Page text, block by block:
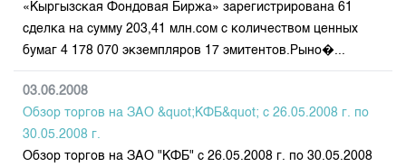
«Кыргызская Фондовая Биржа» зарегистрирована 61
сделка на сумму 203,41 млн.сом с количеством ценных
бумаг 4 178 070 экземпляров 17 эмитентов.Рыно�...
03.06.2008
Обзор торгов на ЗАО &quot;КФБ&quot; с 26.05.2008 г. по
30.05.2008 г.
Обзор торгов на ЗАО "КФБ" с 26.05.2008 г. по 30.05.2008